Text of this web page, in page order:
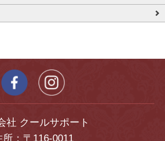
社 クールサポート
所：〒116-0011